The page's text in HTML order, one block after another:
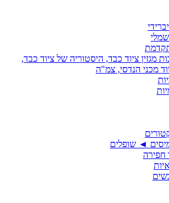
מגזין ציוד כבד, היסטוריה של ציוד כבד,
מכני הנדסי, צמ"ה
◄ שופלים
חפירה